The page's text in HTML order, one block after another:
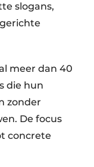
slogans,
meer dan 40
die hun
zonder
De focus
concrete